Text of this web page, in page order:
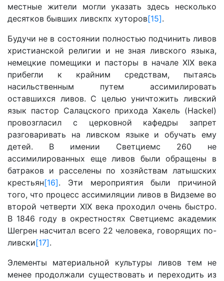
местные жители могли указать здесь несколько
десятков бывших ливскпх хуторов[15].
Будучи не в состоянии полностью подчинить ливов
христианской религии и не зная ливского языка,
немецкие помещики и пасторы в начале XIX века
прибегли к крайним средствам, пытаясь
насильственным путем ассимилировать
оставшихся ливов. С целью уничтожить ливский
язык пастор Салацского прихода Хакель (Hackel)
провозгласил с церковной кафедры запрет
разговаривать на ливском языке и обучать ему
детей. В имении Светциемс 260 не
ассимилированных еще ливов были обращены в
батраков и расселены по хозяйствам латышских
крестьян[16]. Эти мероприятия были причиной
того, что процесс ассимиляции ливов в Видземе во
второй четверти XIX века проходил очень быстро.
В 1846 году в окрестностях Светциемс академик
Шегрен насчитал всего 22 человека, говорящих по-
ливски[17].
Элементы материальной культуры ливов тем не
менее продолжали существовать и переходить из